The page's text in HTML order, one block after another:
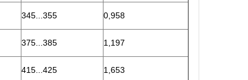
345...355 0,958
375...385 1,197
415...425 1,653